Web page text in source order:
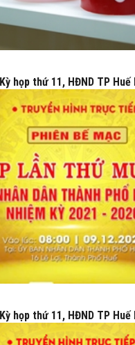
họp thứ 11, HĐND TP Huế
họp thứ 11, HĐND TP Huế